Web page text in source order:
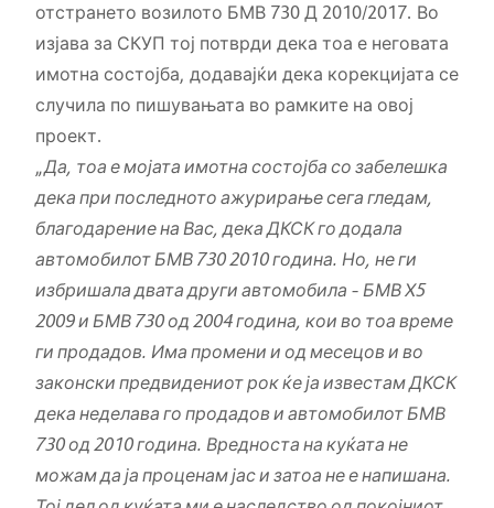
отстрането возилото БМВ 730 Д 2010/2017. Во
изјава за СКУП тој потврди дека тоа е неговата
имотна состојба, додавајќи дека корекцијата се
случила по пишувањата во рамките на овој
проект.
„Да, тоа е мојата имотна состојба со забелешка
дека при последното ажурирање сега гледам,
благодарение на Вас, дека ДКСК го додала
автомобилот БМВ 730 2010 година. Но, не ги
избришала двата други автомобила – БМВ Х5
2009 и БМВ 730 од 2004 година, кои во тоа време
ги продадов. Има промени и од месецов и во
законски предвидениот рок ќе ја известам ДКСК
дека неделава го продадов и автомобилот БМВ
730 од 2010 година. Вредноста на куќата не
можам да ја проценам јас и затоа не е напишана.